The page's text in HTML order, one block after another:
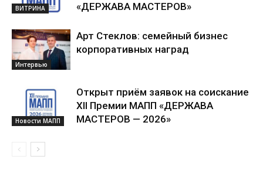
ВИТРИНА
«ДЕРЖАВА МАСТЕРОВ»
Интервью
Арт Стеклов: семейный бизнес
корпоративных наград
Новости МАПП
Открыт приём заявок на соискание
XII Премии МАПП «ДЕРЖАВА
МАСТЕРОВ — 2026»